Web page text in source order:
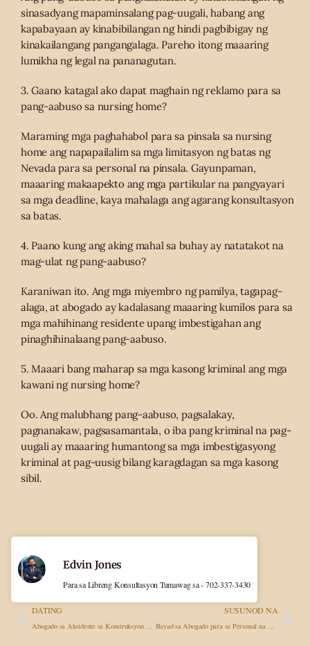
sinasadyang mapaminsalang pag-uugali, habang ang
kapabayaan ay kinabibilangan ng hindi pagbibigay ng
kinakailangang pangangalaga. Pareho itong maaaring
lumikha ng legal na pananagutan.
3. Gaano katagal ako dapat maghain ng reklamo para sa
pang-aabuso sa nursing home?
Maraming mga paghahabol para sa pinsala sa nursing
home ang napapailalim sa mga limitasyon ng batas ng
Nevada para sa personal na pinsala. Gayunpaman,
maaaring makaapekto ang mga partikular na pangyayari
sa mga deadline, kaya mahalaga ang agarang konsultasyon
sa batas.
4. Paano kung ang aking mahal sa buhay ay natatakot na
mag-ulat ng pang-aabuso?
Karaniwan ito. Ang mga miyembro ng pamilya, tagapag-
alaga, at abogado ay kadalasang maaaring kumilos para sa
mga mahihinang residente upang imbestigahan ang
pinaghihinalaang pang-aabuso.
5. Maaari bang maharap sa mga kasong kriminal ang mga
kawani ng nursing home?
Oo. Ang malubhang pang-aabuso, pagsalakay,
pagnanakaw, pagsasamantala, o iba pang kriminal na pag-
uugali ay maaaring humantong sa mga imbestigasyong
kriminal at pag-uusig bilang karagdagan sa mga kasong
sibil.
DATING
Abogado sa Aksidente sa Konstruksyon sa Las Vegas: Ang Iyong mga Karapatan Higit Pa sa Kompensasyon ng mga Manggagawa
SUSUNOD NA
Bayad sa Abogado para sa Personal na Pinsala: Nasagot na ang Iyong mga Tanong tungkol sa mga bayarin sa contingency
Edvin Jones
Para sa Libreng Konsultasyon Tumawag sa - 702-337-3430